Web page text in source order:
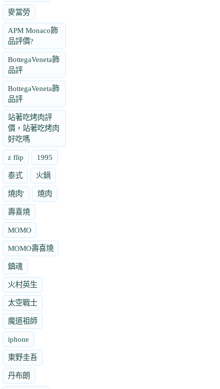
麥當勞
APM Monaco飾
品評價?
BottegaVeneta飾
品評
BottegaVeneta飾
品評
站著吃烤肉評
價，站著吃烤肉
好吃嗎
z flip 1995
泰式 火鍋
燒肉' 燒肉
壽喜燒
MOMO
MOMO壽喜燒
鎮魂
火村英生
太空戰士
魔道祖師
iphone
東野圭吾
丹布朗